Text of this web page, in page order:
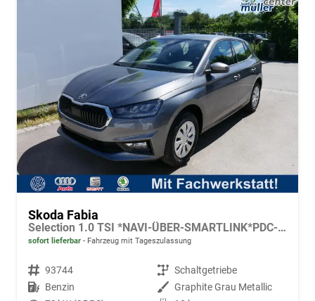
Skoda Fabia
Selection 1.0 TSI *NAVI-ÜBER-SMARTLINK*PDC-HI*LED*SHZ*KLIMA*RADIO
sofort lieferbar Fahrzeug mit Tageszulassung
Fahrzeugnr. 93744 Getriebe Schaltgetriebe
Kraftstoff Benzin Außenfarbe Graphite Grau Metallic